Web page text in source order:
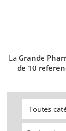
La Grande
de 10